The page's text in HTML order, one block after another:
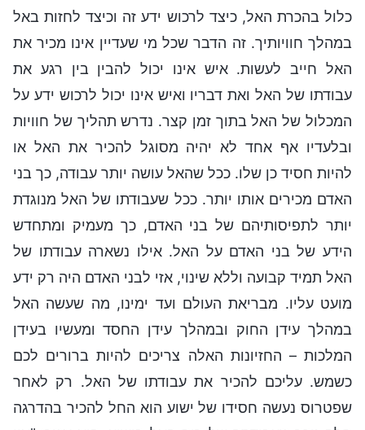
כלול בהכרת האל, כיצד לרכוש ידע זה וכיצד לחזות באל
במהלך חוויותיך. זה הדבר שכל מי שעדיין אינו מכיר את
האל חייב לעשות. איש אינו יכול להבין בין רגע את
עבודתו של האל ואת דבריו ואיש אינו יכול לרכוש ידע על
המכלול של האל בתוך זמן קצר. נדרש תהליך של חוויות
ובלעדיו אף אחד לא יהיה מסוגל להכיר את האל או
להיות חסיד כן שלו. ככל שהאל עושה יותר עבודה, כך בני
האדם מכירים אותו יותר. ככל שעבודתו של האל מנוגדת
יותר לתפיסותיהם של בני האדם, כך מעמיק ומתחדש
הידע של בני האדם על האל. אילו נשארה עבודתו של
האל תמיד קבועה וללא שינוי, אזי לבני האדם היה רק ידע
מועט עליו. מבריאת העולם ועד ימינו, מה שעשה האל
במהלך עידן החוק ובמהלך עידן החסד ומעשיו בעידן
המלכות – החזיונות האלה צריכים להיות ברורים לכם
כשמש. עליכם להכיר את עבודתו של האל. רק לאחר
שפטרוס נעשה חסידו של ישוע הוא החל להכיר בהדרגה